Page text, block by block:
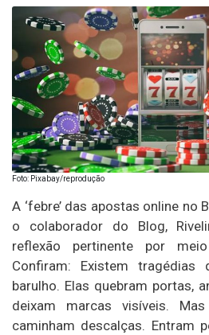
Foto: Pixabay/reprodução
A ‘febre’ das apostas online no
o colaborador do Blog,
reflexão pertinente por
Confiram: Existem tragédias
barulho. Elas quebram portas,
deixam marcas visíveis.
caminham descalças. Entram